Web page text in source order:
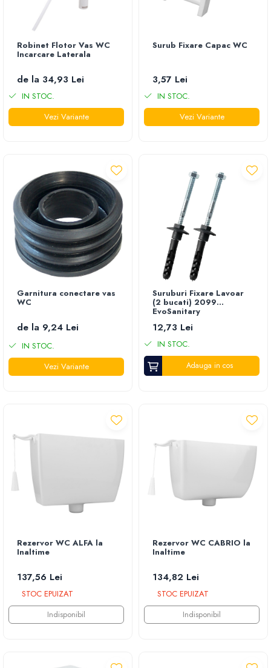
Robinet Flotor Vas WC
Incarcare Laterala
de la 34,93 Lei
IN STOC.
Vezi Variante
Surub Fixare Capac WC
3,57 Lei
IN STOC.
Vezi Variante
Garnitura conectare vas
WC
de la 9,24 Lei
IN STOC.
Vezi Variante
Suruburi Fixare Lavoar
(2 bucati) 2099
EvoSanitary
12,73 Lei
IN STOC.
Adauga in cos
Rezervor WC ALFA la
Inaltime
137,56 Lei
STOC EPUIZAT
Indisponibil
Rezervor WC CABRIO la
Inaltime
134,82 Lei
STOC EPUIZAT
Indisponibil